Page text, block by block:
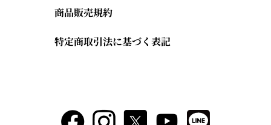
商品販売規約
特定商取引法に基づく表記